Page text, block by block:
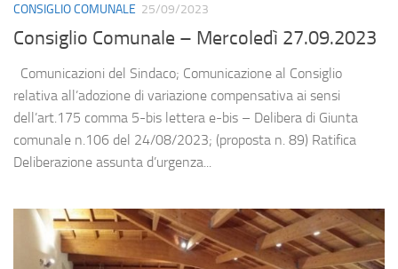
CONSIGLIO COMUNALE 25/09/2023
Consiglio Comunale – Mercoledì 27.09.2023
Comunicazioni del Sindaco; Comunicazione al Consiglio
relativa all’adozione di variazione compensativa ai sensi
dell’art.175 comma 5-bis lettera e-bis – Delibera di Giunta
comunale n.106 del 24/08/2023; (proposta n. 89) Ratifica
Deliberazione assunta d’urgenza...